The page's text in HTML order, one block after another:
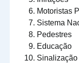
Motoristas
Sistema
Pedestres
Educação
Sinalização